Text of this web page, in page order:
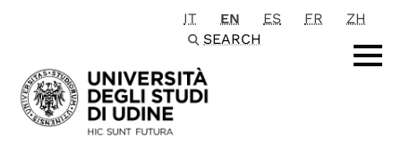
Passa al contenuto principale
IT EN ES FR
ZH
SEARCH